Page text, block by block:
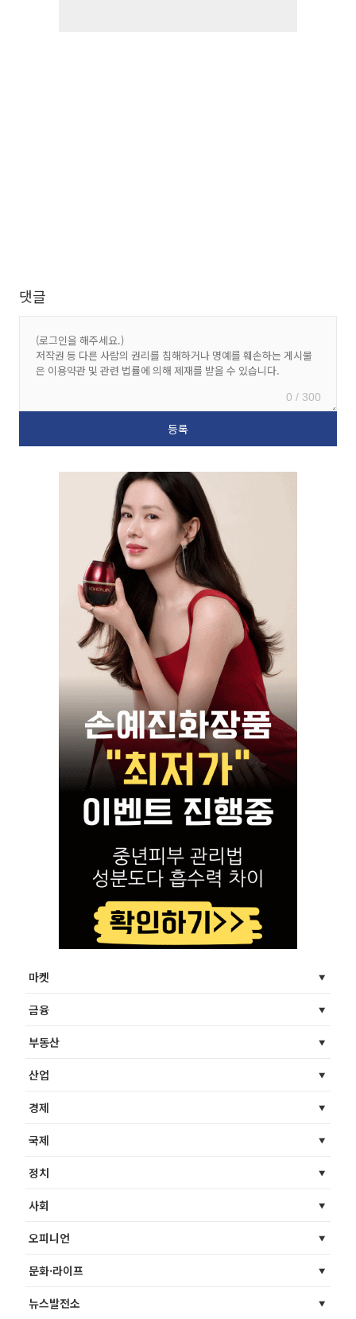
댓글
0 / 300
마켓
금융
부동산
산업
경제
국제
정치
사회
오피니언
문화·라이프
뉴스발전소